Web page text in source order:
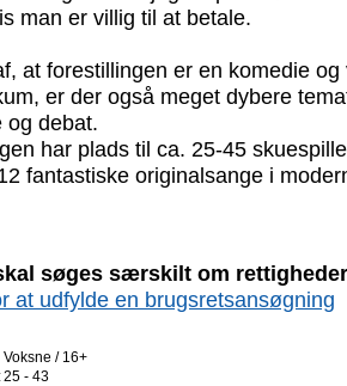
man er villig til at betale.
at forestillingen er en komedie
er der også meget dybere
og debat.
har plads til ca. 25-45
fantastiske originalsange i
søges særskilt om
at udfylde en brugsretsansøgning
Voksne / 16+
25 - 43